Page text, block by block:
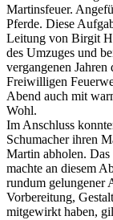
Martinsfeuer.
Pferde. Diese
Leitung von Birgit
des Umzuges und
vergangenen
Freiwilligen
Abend auch mit
Wohl.
Im Anschluss
Schumacher ihren
Martin abholen. Das
machte an diesem
rundum gelungener
Vorbereitung,
mitgewirkt haben,